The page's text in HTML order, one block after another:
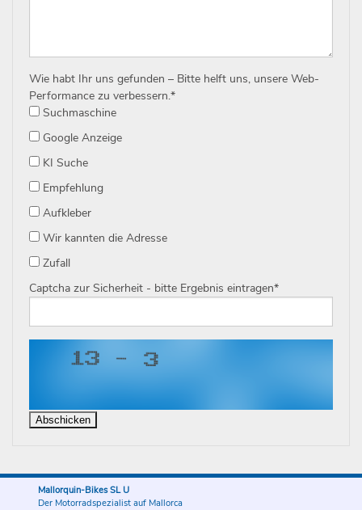
Wie habt Ihr uns gefunden – Bitte helft uns, unsere Web-
Performance zu verbessern.*
Suchmaschine
Google Anzeige
KI Suche
Empfehlung
Aufkleber
Wir kannten die Adresse
Zufall
Captcha zur Sicherheit - bitte Ergebnis eintragen*
Mallorquin-Bikes SL U
Der Motorradspezialist auf Mallorca